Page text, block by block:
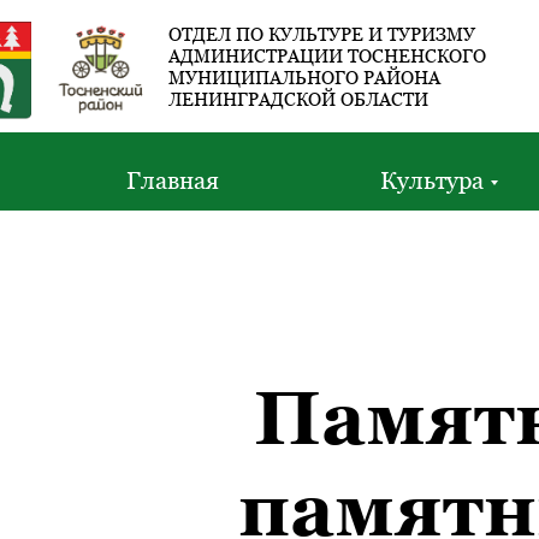
ОТДЕЛ ПО КУЛЬТУРЕ И ТУРИЗМУ
АДМИНИСТРАЦИИ ТОСНЕНСКОГО
МУНИЦИПАЛЬНОГО РАЙОНА
ЛЕНИНГРАДСКОЙ ОБЛАСТИ
Главная Культура